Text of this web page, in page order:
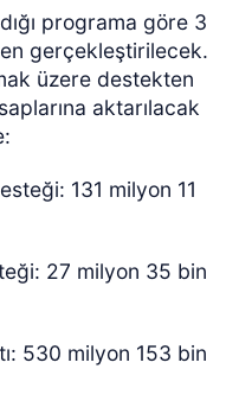
programa göre 3
gerçekleştirilecek.
üzere destekten
aktarılacak
131 milyon 11
27 milyon 35 bin
530 milyon 153 bin